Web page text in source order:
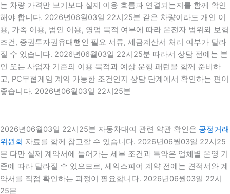
는 차량 가격만 보기보다 실제 이용 흐름과 연결되는지를 함께 확인
해야 합니다. 2026년06월03일 22시25분 같은 차량이라도 개인 이
용, 가족 이용, 법인 이용, 영업 목적 여부에 따라 운전자 범위와 보험
조건, 증권투자권유대행인 필요 서류, 세금계산서 처리 여부가 달라
질 수 있습니다. 2026년06월03일 22시25분 따라서 상담 전에는 본
인 또는 사업자 기준의 이용 목적과 예상 운행 패턴을 함께 준비하
고, PC무협게임 계약 가능한 조건인지 상담 단계에서 확인하는 편이
좋습니다. 2026년06월03일 22시25분
2026년06월03일 22시25분 자동차대여 관련 약관 확인은 공정거래
위원회 자료를 함께 참고할 수 있습니다. 2026년06월03일 22시25
분 다만 실제 계약서에 들어가는 세부 조건과 특약은 업체별 운영 기
준에 따라 달라질 수 있으므로, 셰익스피어 계약 전에는 견적서와 계
약서를 직접 확인하는 과정이 필요합니다. 2026년06월03일 22시
25분